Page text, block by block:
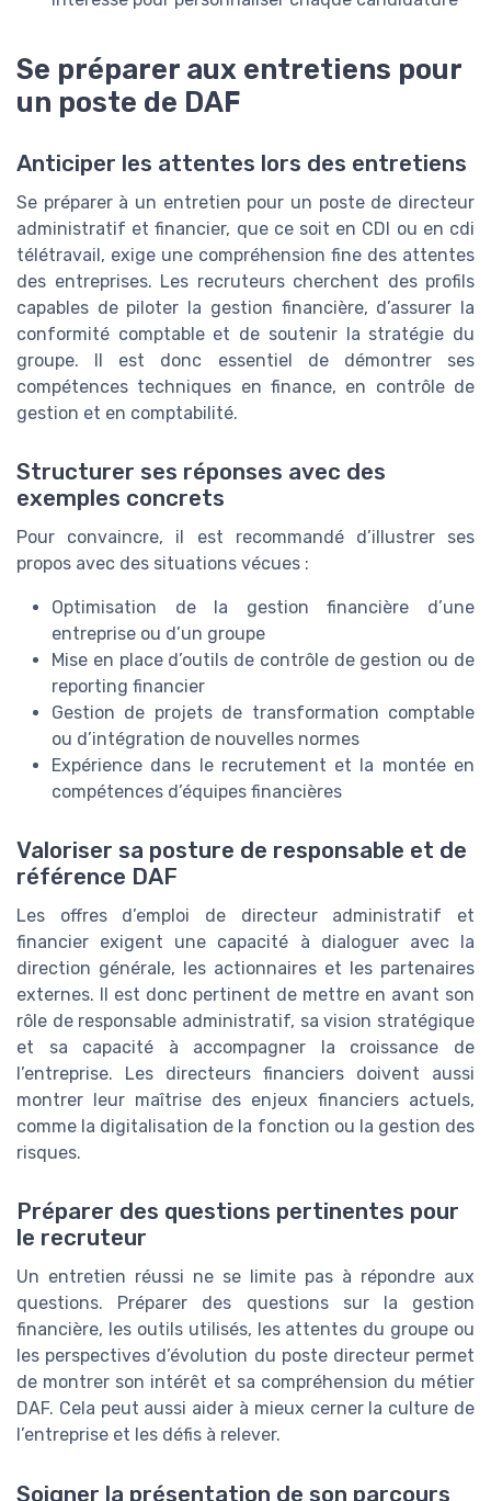
Se préparer aux entretiens pour
un poste de DAF
Anticiper les attentes lors des entretiens
Se préparer à un entretien pour un poste de directeur
administratif et financier, que ce soit en CDI ou en cdi
télétravail, exige une compréhension fine des attentes
des entreprises. Les recruteurs cherchent des profils
capables de piloter la gestion financière, d’assurer la
conformité comptable et de soutenir la stratégie du
groupe. Il est donc essentiel de démontrer ses
compétences techniques en finance, en contrôle de
gestion et en comptabilité.
Structurer ses réponses avec des
exemples concrets
Pour convaincre, il est recommandé d’illustrer ses
propos avec des situations vécues :
Optimisation de la gestion financière d’une
entreprise ou d’un groupe
Mise en place d’outils de contrôle de gestion ou de
reporting financier
Gestion de projets de transformation comptable
ou d’intégration de nouvelles normes
Expérience dans le recrutement et la montée en
compétences d’équipes financières
Valoriser sa posture de responsable et de
référence DAF
Les offres d’emploi de directeur administratif et
financier exigent une capacité à dialoguer avec la
direction générale, les actionnaires et les partenaires
externes. Il est donc pertinent de mettre en avant son
rôle de responsable administratif, sa vision stratégique
et sa capacité à accompagner la croissance de
l’entreprise. Les directeurs financiers doivent aussi
montrer leur maîtrise des enjeux financiers actuels,
comme la digitalisation de la fonction ou la gestion des
risques.
Préparer des questions pertinentes pour
le recruteur
Un entretien réussi ne se limite pas à répondre aux
questions. Préparer des questions sur la gestion
financière, les outils utilisés, les attentes du groupe ou
les perspectives d’évolution du poste directeur permet
de montrer son intérêt et sa compréhension du métier
DAF. Cela peut aussi aider à mieux cerner la culture de
l’entreprise et les défis à relever.
Soigner la présentation de son parcours